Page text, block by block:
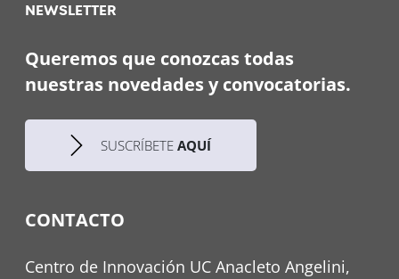
NEWSLETTER
Queremos que conozcas todas
nuestras novedades y convocatorias.
SUSCRÍBETE AQUÍ
CONTACTO
Centro de Innovación UC Anacleto Angelini,